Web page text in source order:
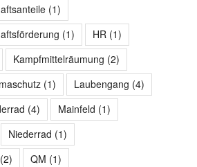
(1)
(1) HR (1)
Kampfmittelräumung (2)
(1) Laubengang (4)
(4) Mainfeld (1)
Niederrad (1)
QM (1)